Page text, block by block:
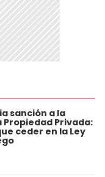
sanción a la
Privada:
ceder en la Ley